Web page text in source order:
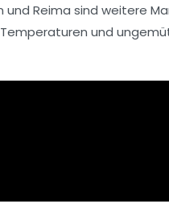
und Reima sind weitere
und